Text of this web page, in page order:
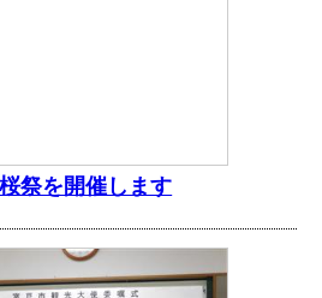
祭を開催します